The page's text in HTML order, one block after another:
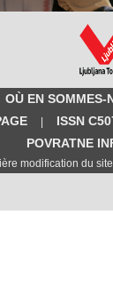
OÙ EN SOMMES-
| ISSN
POVRATNE
modification du